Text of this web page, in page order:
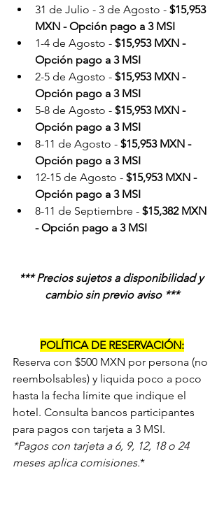
31 de Julio - 3 de Agosto - $15,953
MXN - Opción pago a 3 MSI
1-4 de Agosto - $15,953 MXN -
Opción pago a 3 MSI
2-5 de Agosto - $15,953 MXN -
Opción pago a 3 MSI
5-8 de Agosto - $15,953 MXN -
Opción pago a 3 MSI
8-11 de Agosto - $15,953 MXN -
Opción pago a 3 MSI
12-15 de Agosto - $15,953 MXN -
Opción pago a 3 MSI
8-11 de Septiembre - $15,382 MXN
- Opción pago a 3 MSI
*** Precios sujetos a disponibilidad y
cambio sin previo aviso ***
POLÍTICA DE RESERVACIÓN:
Reserva con $500 MXN por persona (no
reembolsables) y liquida poco a poco
hasta la fecha límite que indique el
hotel. Consulta bancos participantes
para pagos con tarjeta a 3 MSI.
*Pagos con tarjeta a 6, 9, 12, 18 o 24
meses aplica comisiones.*